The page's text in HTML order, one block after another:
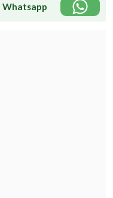
Whatsapp